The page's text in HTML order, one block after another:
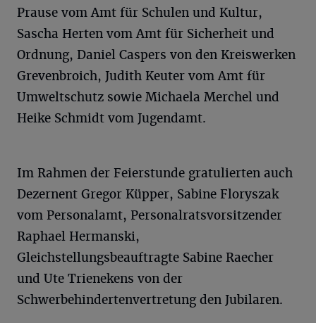
Prause vom Amt für Schulen und Kultur,
Sascha Herten vom Amt für Sicherheit und
Ordnung, Daniel Caspers von den Kreiswerken
Grevenbroich, Judith Keuter vom Amt für
Umweltschutz sowie Michaela Merchel und
Heike Schmidt vom Jugendamt.
Im Rahmen der Feierstunde gratulierten auch
Dezernent Gregor Küpper, Sabine Floryszak
vom Personalamt, Personalratsvorsitzender
Raphael Hermanski,
Gleichstellungsbeauftragte Sabine Raecher
und Ute Trienekens von der
Schwerbehindertenvertretung den Jubilaren.